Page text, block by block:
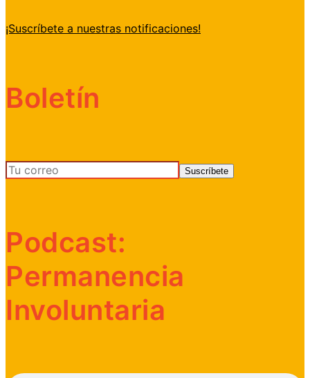
¡Suscríbete a nuestras notificaciones!
Boletín
Podcast:
Permanencia
Involuntaria